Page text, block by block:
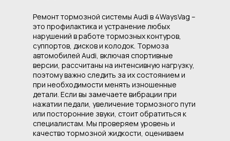
Ремонт тормозной системы Audi в 4WaysVag –
это профилактика и устранение любых
нарушений в работе тормозных контуров,
суппортов, дисков и колодок. Тормоза
автомобилей Audi, включая спортивные
версии, рассчитаны на интенсивную нагрузку,
поэтому важно следить за их состоянием и
при необходимости менять изношенные
детали. Если вы замечаете вибрации при
нажатии педали, увеличение тормозного пути
или посторонние звуки, стоит обратиться к
специалистам. Мы проверяем уровень и
качество тормозной жидкости, оцениваем